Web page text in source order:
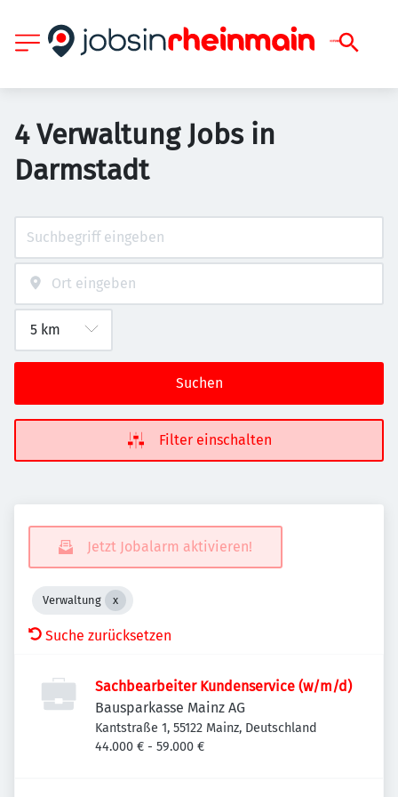
4 Verwaltung Jobs in
Darmstadt
Suchen
Filter einschalten
Jetzt Jobalarm aktivieren!
Verwaltung
Suche zurücksetzen
Sachbearbeiter Kundenservice (w/m/d)
Bausparkasse Mainz AG
Kantstraße 1, 55122 Mainz, Deutschland
44.000 € - 59.000 €